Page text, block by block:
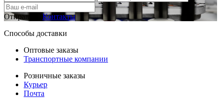
Отправить
Контакты
Способы доставки
Оптовые заказы
Транспортные компании
Розничные заказы
Курьер
Почта